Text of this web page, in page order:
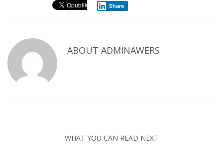
Share
ABOUT ADMINAWERS
WHAT YOU CAN READ NEXT